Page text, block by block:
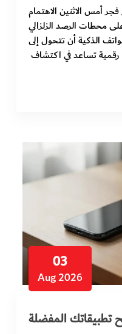
أمس الاثنين الاهتمام
محطات الرصد الزلزالي
الذكية أن تتحول إلى
تساعد في اكتشاف
03
Aug 2026
المفضلة